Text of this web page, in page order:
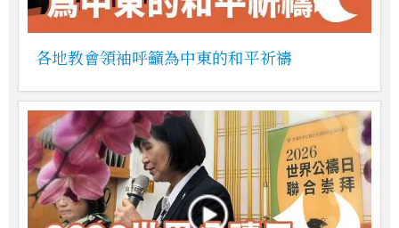
各地教會領袖呼籲為中東的和平祈禱